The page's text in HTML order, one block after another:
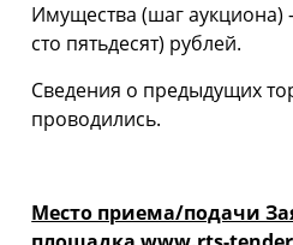
Имущества (шаг аукциона)
сто пятьдесят) рублей.
Cведения о предыдущих
проводились.
Место приема/подачи